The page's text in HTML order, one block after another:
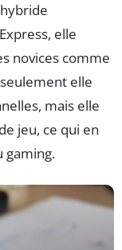
elle
novices comme
elle
mais elle
jeu, ce qui en
gaming.